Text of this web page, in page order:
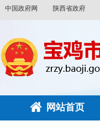
中国政府网 陕西省政府
网站首页